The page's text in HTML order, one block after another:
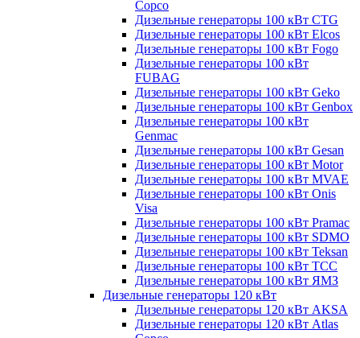
Copco
Дизельные генераторы 100 кВт CTG
Дизельные генераторы 100 кВт Elcos
Дизельные генераторы 100 кВт Fogo
Дизельные генераторы 100 кВт
FUBAG
Дизельные генераторы 100 кВт Geko
Дизельные генераторы 100 кВт Genbox
Дизельные генераторы 100 кВт
Genmac
Дизельные генераторы 100 кВт Gesan
Дизельные генераторы 100 кВт Motor
Дизельные генераторы 100 кВт MVAE
Дизельные генераторы 100 кВт Onis
Visa
Дизельные генераторы 100 кВт Pramac
Дизельные генераторы 100 кВт SDMO
Дизельные генераторы 100 кВт Teksan
Дизельные генераторы 100 кВт ТСС
Дизельные генераторы 100 кВт ЯМЗ
Дизельные генераторы 120 кВт
Дизельные генераторы 120 кВт AKSA
Дизельные генераторы 120 кВт Atlas